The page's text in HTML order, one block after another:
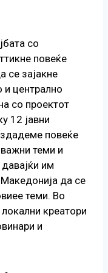
со
повеќе
се зајакне
централно
со проектот
12 јавни
повеќе
важни теми и
им
да се
теми. Во
креатори
и